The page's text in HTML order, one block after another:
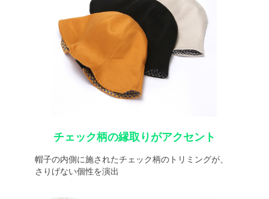
チェック柄の縁取りがアクセント
帽子の内側に施されたチェック柄のトリミングが、
さりげない個性を演出